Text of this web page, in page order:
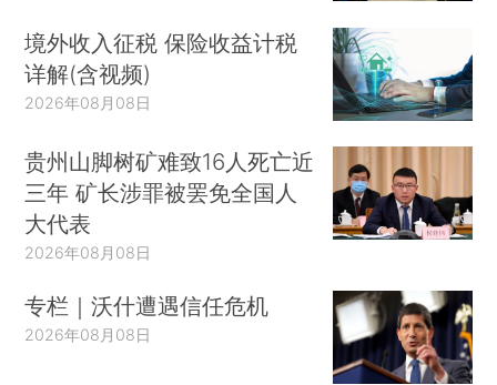
境外收入征税 保险收益计税
详解(含视频)
2026年08月08日
贵州山脚树矿难致16人死亡近
三年 矿长涉罪被罢免全国人
大代表
2026年08月08日
专栏｜沃什遭遇信任危机
2026年08月08日